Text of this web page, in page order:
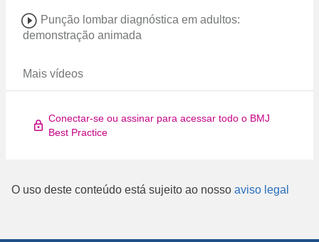
Punção lombar diagnóstica em adultos:
demonstração animada
Mais vídeos
Conectar-se ou assinar para acessar todo o BMJ
Best Practice
O uso deste conteúdo está sujeito ao nosso aviso legal